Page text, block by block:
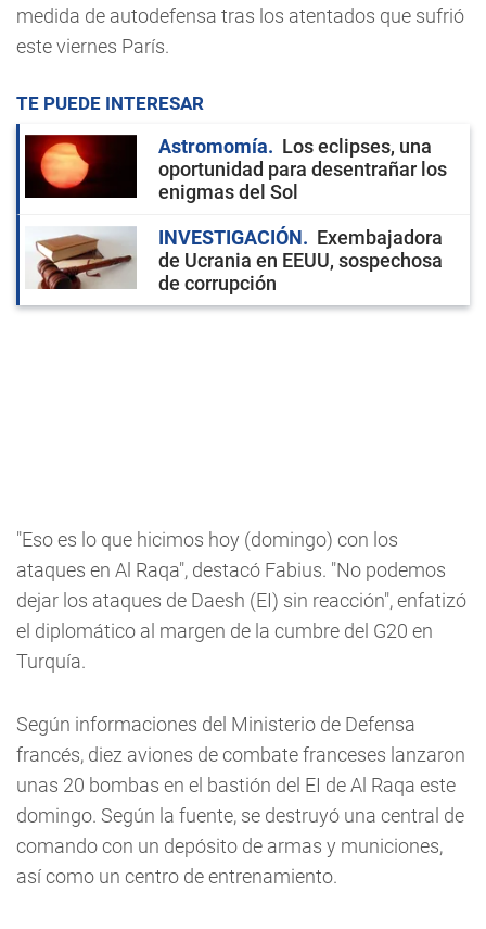
medida de autodefensa tras los atentados que sufrió
este viernes París.
TE PUEDE INTERESAR
Astromomía
Los eclipses, una
oportunidad para desentrañar los
enigmas del Sol
INVESTIGACIÓN
Exembajadora
de Ucrania en EEUU, sospechosa
de corrupción
"Eso es lo que hicimos hoy (domingo) con los
ataques en Al Raqa", destacó Fabius. "No podemos
dejar los ataques de Daesh (EI) sin reacción", enfatizó
el diplomático al margen de la cumbre del G20 en
Turquía.
Según informaciones del Ministerio de Defensa
francés, diez aviones de combate franceses lanzaron
unas 20 bombas en el bastión del EI de Al Raqa este
domingo. Según la fuente, se destruyó una central de
comando con un depósito de armas y municiones,
así como un centro de entrenamiento.